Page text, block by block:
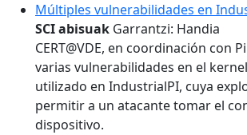
Múltiples vulnerabilidades en
SCI abisuak Garrantzi: Handia
CERT@VDE, en coordinación con
varias vulnerabilidades en el
utilizado en IndustrialPI, cuya
permitir a un atacante tomar el
dispositivo.